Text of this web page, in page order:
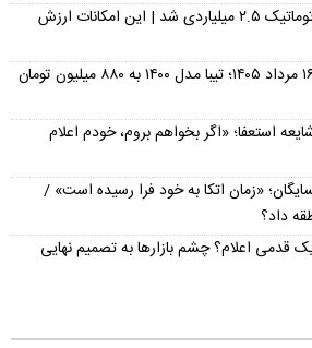
شوک قیمتی دنا پلاس؛ اتوماتیک ۲.۵ میلیاردی شد | این امکانات ارزش
قیمت تیبا کارکرده امروز ۱۶ مرداد ۱۴۰۵؛ تیبا مدل ۱۴۰۰ به ۸۸۰ میلیون تومان
استعفا؛ «اگر بخواهم بروم، خودم اعلام
«زمان اتکا به خود فرا رسیده است» /
داد؟
قدمی اعلام؟ چشم بازارها به تصمیم نهایی